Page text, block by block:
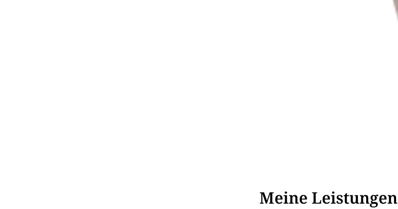
Meine Leistungen